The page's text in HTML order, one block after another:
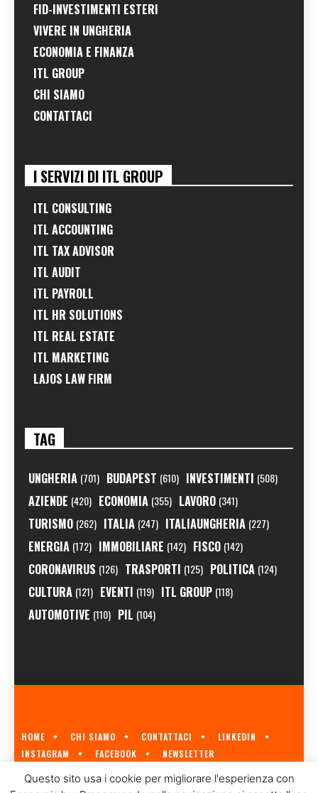
FID-INVESTIMENTI ESTERI
VIVERE IN UNGHERIA
ECONOMIA E FINANZA
ITL GROUP
CHI SIAMO
CONTATTACI
I SERVIZI DI ITL GROUP
ITL CONSULTING
ITL ACCOUNTING
ITL TAX ADVISOR
ITL AUDIT
ITL PAYROLL
ITL HR SOLUTIONS
ITL REAL ESTATE
ITL MARKETING
LAJOS LAW FIRM
TAG
UNGHERIA (701) BUDAPEST (610) INVESTIMENTI (508)
AZIENDE (420) ECONOMIA (355) LAVORO (341)
TURISMO (262) ITALIA (247) ITALIAUNGHERIA (227)
ENERGIA (172) IMMOBILIARE (142) FISCO (142)
CORONAVIRUS (126) TRASPORTI (125) POLITICA (124)
CULTURA (121) EVENTI (119) ITL GROUP (118)
AUTOMOTIVE (110) PIL (104)
HOME CHI SIAMO CONTATTACI
LINKEDIN
INSTAGRAM
FACEBOOK NEWSLETTER
ECONOMIA.HU È IL PRIMO GIORNALE ITALIANO SULL'ECONOMIA UNGHERESE
A CURA DIITL GROUP© 2023
Questo sito usa i cookie per migliorare l'esperienza con